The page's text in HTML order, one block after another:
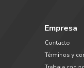
Empresa
Contacto
Términos y